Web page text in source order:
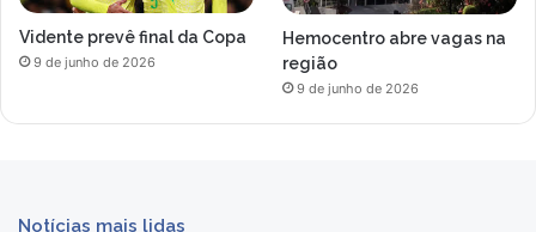
Vidente prevê final da Copa
9 de junho de 2026
Hemocentro abre vagas na
região
9 de junho de 2026
Notícias mais lidas